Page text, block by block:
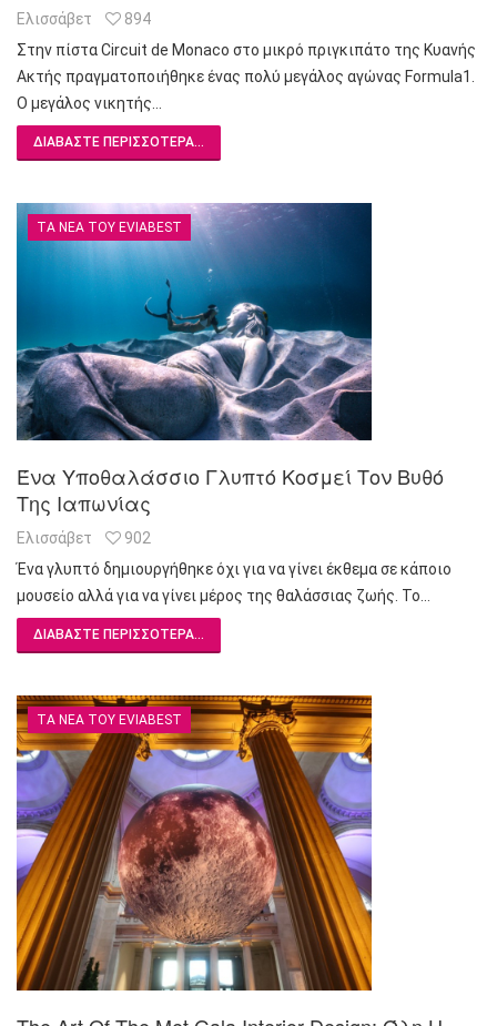
Ελισσάβετ
894
Στην πίστα Circuit de Monaco στο μικρό πριγκιπάτο της Κυανής
Ακτής πραγματοποιήθηκε ένας πολύ μεγάλος αγώνας Formula1.
Ο μεγάλος νικητής…
ΔΙΑΒΆΣΤΕ ΠΕΡΙΣΣΌΤΕΡΑ...
ΤΑ ΝΈΑ ΤΟΥ EVIABEST
Ένα Υποθαλάσσιο Γλυπτό Κοσμεί Τον Βυθό
Της Ιαπωνίας
Ελισσάβετ
902
Ένα γλυπτό δημιουργήθηκε όχι για να γίνει έκθεμα σε κάποιο
μουσείο αλλά για να γίνει μέρος της θαλάσσιας ζωής. Το…
ΔΙΑΒΆΣΤΕ ΠΕΡΙΣΣΌΤΕΡΑ...
ΤΑ ΝΈΑ ΤΟΥ EVIABEST